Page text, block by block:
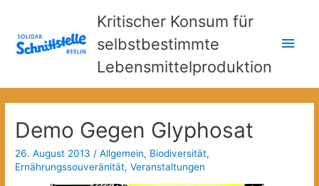
Kritischer Konsum für
selbstbestimmte
Lebensmittelproduktion
Demo Gegen Glyphosat
26. August 2013 /Allgemein, Biodiversität,
Ernährungssouveränität,Veranstaltungen